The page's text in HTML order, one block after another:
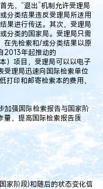
先，“退出”机制允许受理局
分类结果违反受理局所适用
果进行传送。其次，受理局
分类的国家局。受理局只需
在先检索和/或分类结果以原
2013年起推动的
）项目，受理局可以以电子
受理局迅速向国际检索单位
印和邮寄检索本的费用，
加强国际检索报告与国家阶
量，提高国际检索报告质
家阶段)和随后的状态变化信